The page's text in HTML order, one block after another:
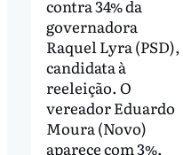
contra 34% da
governadora
Raquel Lyra (PSD),
candidata à
reeleição. O
vereador Eduardo
Moura (Novo)
aparece com 3%,